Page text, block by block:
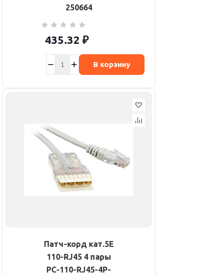
250664
435.32 ₽
В корзину
Патч-корд кат.5E
110-RJ45 4 пары
PC-110-RJ45-4P-